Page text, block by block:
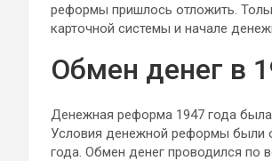
реформы пришлось отложить.
карточной системы и начале
Обмен денег в
Денежная реформа 1947 года была
Условия денежной реформы были
года. Обмен денег проводился по